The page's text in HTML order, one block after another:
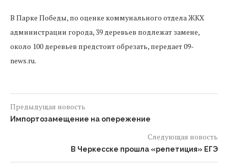
В Парке Победы, по оценке коммунального отдела ЖКХ
администрации города, 39 деревьев подлежат замене,
около 100 деревьев предстоит обрезать, передает 09-
news.ru.
Предыдущая новость
Импортозамещение на опережение
Следующая новость
В Черкесске прошла «репетиция» ЕГЭ